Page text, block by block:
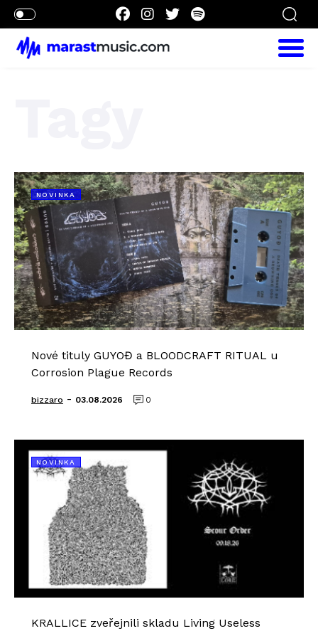
NOVINKA
Nové tituly GUYOĐ a BLOODCRAFT RITUAL u
Corrosion Plague Records
bizzaro - 03.08.2026 0
NOVINKA
KRALLICE zveřejnili skladu Living Useless